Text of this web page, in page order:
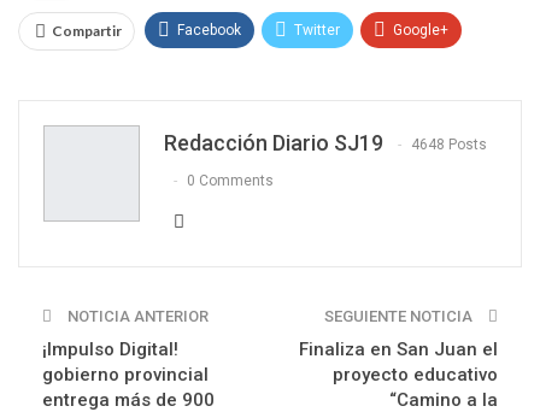
Compartir Facebook Twitter Google+
Redacción Diario SJ19 4648 Posts
0 Comments
NOTICIA ANTERIOR
¡Impulso Digital!
gobierno provincial
entrega más de 900
SEGUIENTE NOTICIA
Finaliza en San Juan el
proyecto educativo
“Camino a la